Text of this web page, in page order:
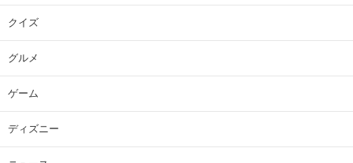
クイズ
グルメ
ゲーム
ディズニー